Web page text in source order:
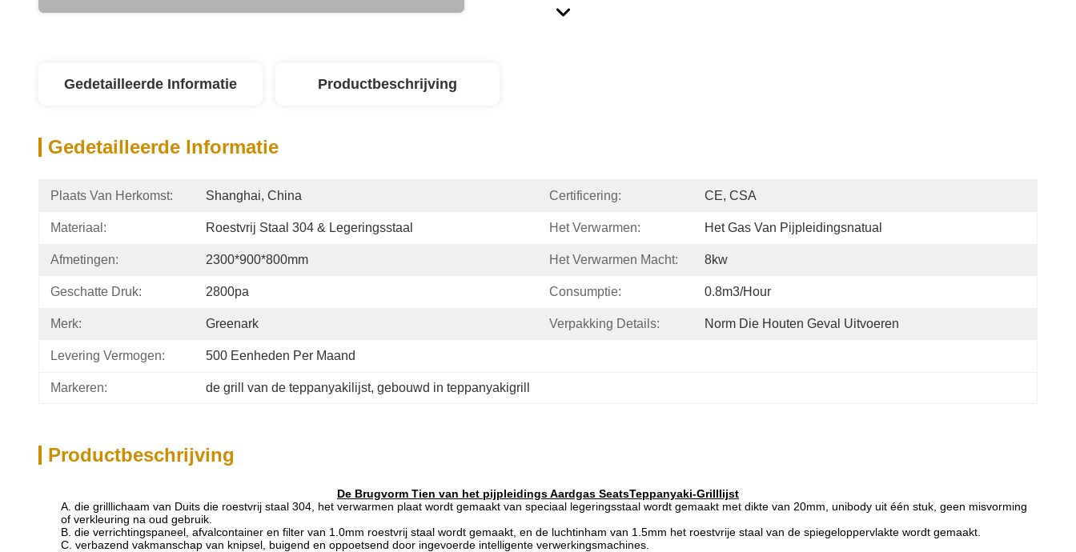
Gedetailleerde Informatie Productbeschrijving
Gedetailleerde Informatie
Plaats Van Herkomst: Shanghai, China Certificering: CE, CSA
Materiaal: Roestvrij Staal 304 & Legeringsstaal Het Verwarmen: Het Gas Van Pijpleidingsnatual
Afmetingen: 2300*900*800mm Het Verwarmen Macht: 8kw
Geschatte Druk: 2800pa Consumptie: 0.8m3/hour
Merk: Greenark Verpakking Details: Norm Die Houten Geval Uitvoeren
Levering Vermogen: 500 Eenheden Per Maand
Markeren: de grill van de teppanyakilijst, gebouwd in teppanyakigrill
Productbeschrijving
De Brugvorm Tien van het pijpleidings Aardgas SeatsTeppanyaki-Grilllijst
A. die grilllichaam van Duits die roestvrij staal 304, het verwarmen plaat wordt gemaakt van speciaal legeringsstaal wordt gemaakt met dikte van 20mm, unibody uit één stuk, geen misvorming
of verkleuring na oud gebruik.
B. die verrichtingspaneel, afvalcontainer en filter van 1.0mm roestvrij staal wordt gemaakt, en de luchtinham van 1.5mm het roestvrije staal van de spiegeloppervlakte wordt gemaakt.
C. verbazend vakmanschap van knipsel, buigend en oppoetsend door ingevoerde intelligente verwerkingsmachines.